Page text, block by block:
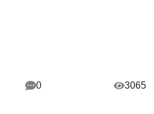
0 3065